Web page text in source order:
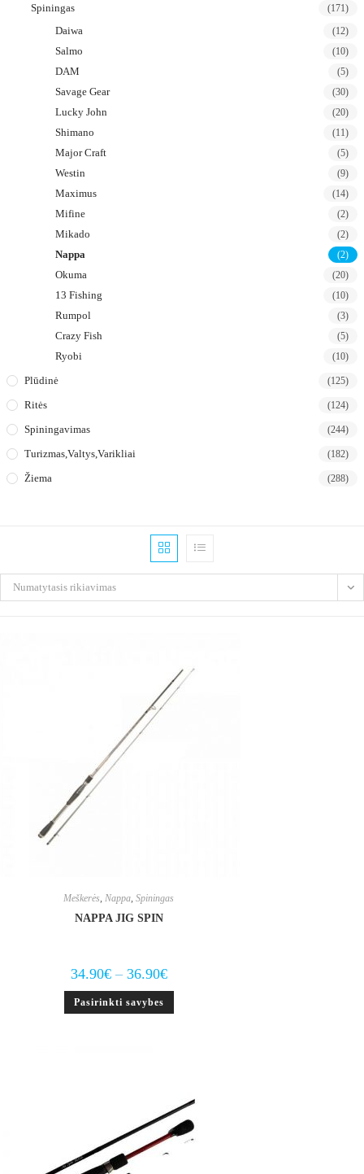
Spiningas (171)
Daiwa (12)
Salmo (10)
DAM (5)
Savage Gear (30)
Lucky John (20)
Shimano (11)
Major Craft (5)
Westin (9)
Maximus (14)
Mifine (2)
Mikado (2)
Nappa (2)
Okuma (20)
13 Fishing (10)
Rumpol (3)
Crazy Fish (5)
Ryobi (10)
Plūdinė (125)
Ritės (124)
Spiningavimas (244)
Turizmas,valtys,varikliai (182)
Žiema (288)
Numatytasis rikiavimas
Meškerės Nappa ,Spiningas
NAPPA JIG SPIN
34.90€ – 36.90€Price
range:
34.90€
36.90€
Pasirinkti savybes
chosen
on
the
product
page